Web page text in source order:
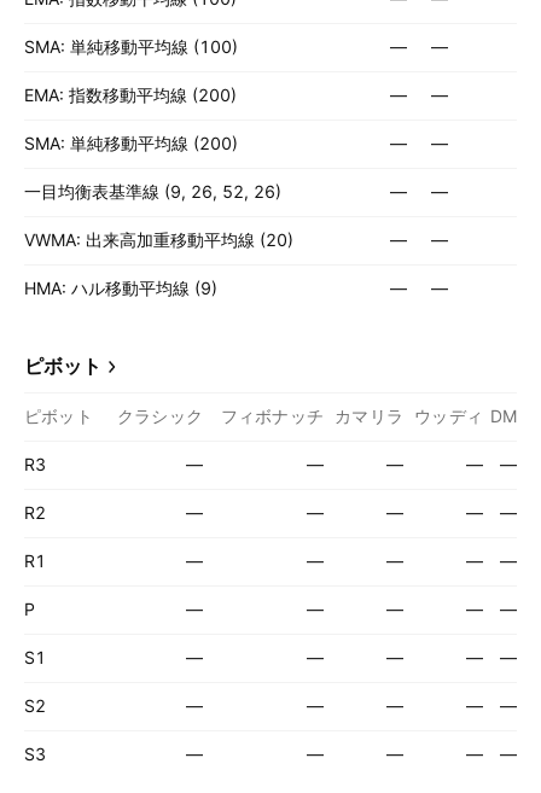
SMA: 単純移動平均線 (100) — —
EMA: 指数移動平均線 (200) — —
SMA: 単純移動平均線 (200) — —
一目均衡表基準線 (9, 26, 52, 26) — —
VWMA: 出来高加重移動平均線 (20) — —
HMA: ハル移動平均線 (9) — —
ピボット
ピボット クラシック フィボナッチ カマリラ ウッディ DM
R3 — — — — —
R2 — — — — —
R1 — — — — —
P — — — — —
S1 — — — — —
S2 — — — — —
S3 — — — — —